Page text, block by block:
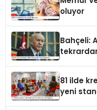
oluyor
Bahçeli:
81 ilde
yeni